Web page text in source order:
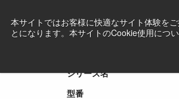
本サイトではお客様に快適なサイト体験を
とになります。本サイトのCookie使用につ
プレビュー
シリーズ名
型番